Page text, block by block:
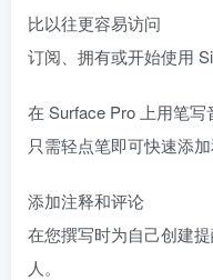
比以往更容易访问
订阅、拥有或开始使用
在 Surface Pro 上用笔写
只需轻点笔即可快速添加
添加注释和评论
在您撰写时为自己创建
人。